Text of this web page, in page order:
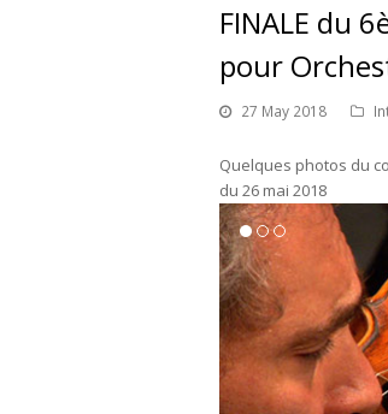
FINALE du
pour
27 May 2018
Quelques photos du
du 26 mai 2018